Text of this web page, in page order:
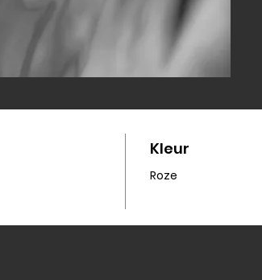
Kleur
Roze